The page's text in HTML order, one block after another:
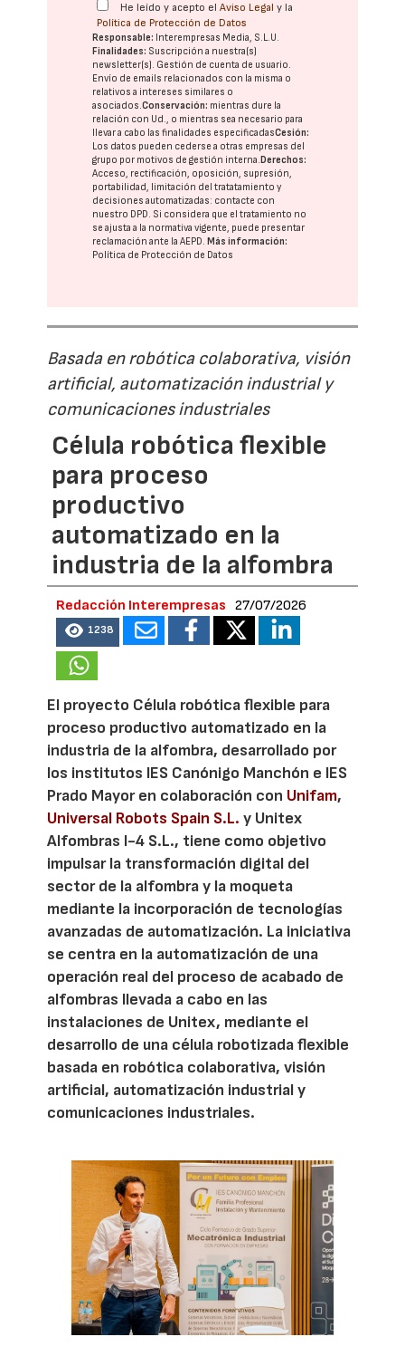
He leído y acepto elAviso Legal y la
Política de Protección de Datos
Responsable: Interempresas Media, S.L.U.
Finalidades: Suscripción a nuestra(s)
newsletter(s). Gestión de cuenta de usuario.
Envío de emails relacionados con la misma o
relativos a intereses similares o
asociados.Conservación: mientras dure la
relación con Ud., o mientras sea necesario para
llevar a cabo las finalidades especificadasCesión:
Los datos pueden cederse a otras empresas del
grupo por motivos de gestión interna. Derechos:
Acceso, rectificación, oposición, supresión,
portabilidad, limitación del tratatamiento y
decisiones automatizadas: contacte con
nuestro DPD. Si considera que el tratamiento no
se ajusta a la normativa vigente, puede presentar
reclamación ante laAEPD. Más información:
Política de Protección de Datos
Basada en robótica colaborativa, visión
artificial, automatización industrial y
comunicaciones industriales
Célula robótica flexible
para proceso
productivo
automatizado en la
industria de la alfombra
Redacción Interempresas 27/07/2026
1238
El proyecto Célula robótica flexible para
proceso productivo automatizado en la
industria de la alfombra, desarrollado por
los institutos IES Canónigo Manchón e IES
Prado Mayor en colaboración con Unifam,
Universal Robots Spain S.L. y Unitex
Alfombras I-4 S.L., tiene como objetivo
impulsar la transformación digital del
sector de la alfombra y la moqueta
mediante la incorporación de tecnologías
avanzadas de automatización. La iniciativa
se centra en la automatización de una
operación real del proceso de acabado de
alfombras llevada a cabo en las
instalaciones de Unitex, mediante el
desarrollo de una célula robotizada flexible
basada en robótica colaborativa, visión
artificial, automatización industrial y
comunicaciones industriales.